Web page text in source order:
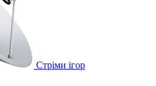
Стріми ігор